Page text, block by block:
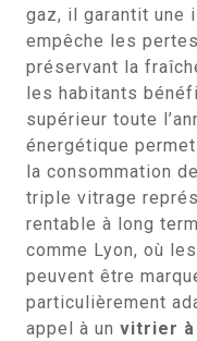
gaz, il garantit une
empêche les
préservant la
les habitants
supérieur toute
énergétique
la consommation
triple vitrage
rentable à long
comme Lyon, où
peuvent être
particulièrement
appel à un vitrier à